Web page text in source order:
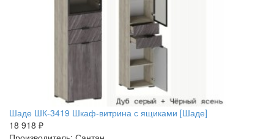
Шаде ШК-3419 Шкаф-витрина с ящиками [Шаде]
18 918 ₽